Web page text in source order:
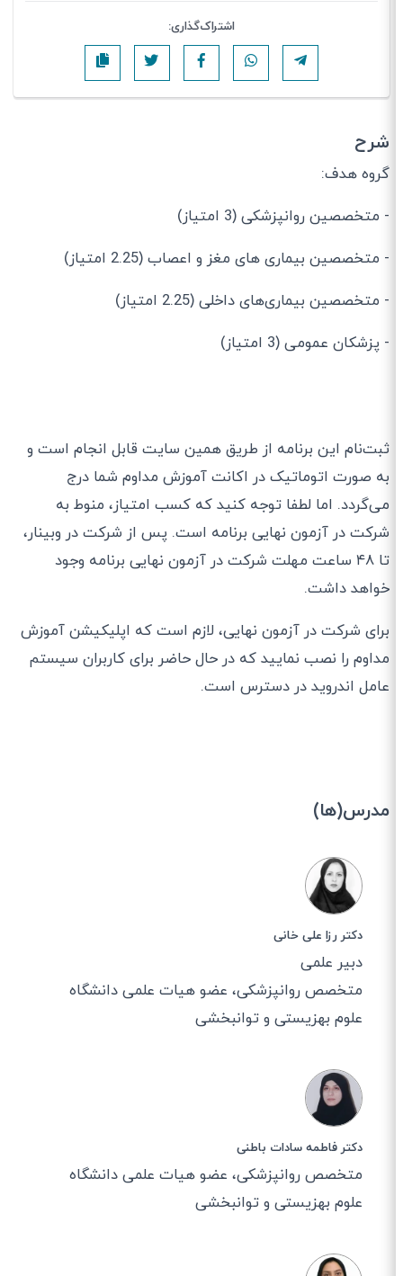
اشتراک‌گذاری:
شرح
گروه هدف:
- متخصصین روانپزشكی (3 امتیاز)
- متخصصین بيماری های مغز و اعصاب (2.25 امتیاز)
- متخصصین بیماری‌های داخلی (2.25 امتیاز)
- پزشکان عمومی (3 امتیاز)
ثبت‌نام این برنامه از طریق همین سایت قابل انجام است و
به صورت اتوماتیک در اکانت آموزش مداوم شما درج
می‌گردد. اما لطفا توجه کنید که کسب امتیاز، منوط به
شرکت در آزمون نهایی برنامه است. پس از شرکت در وبینار،
تا ۴۸ ساعت مهلت شرکت در آزمون نهایی برنامه وجود
خواهد داشت.
برای شرکت در آزمون نهایی، لازم است که اپلیکیشن آموزش
مداوم را نصب نمایید که در حال حاضر برای کاربران سیستم
عامل اندروید در دسترس است.
مدرس(ها)
دکتر رزا علی خانی
دبیر علمی
متخصص روانپزشکی، عضو هیات علمی دانشگاه
علوم بهزیستی و توانبخشی
دکتر فاطمه سادات باطنی
متخصص روانپزشکی، عضو هیات علمی دانشگاه
علوم بهزیستی و توانبخشی